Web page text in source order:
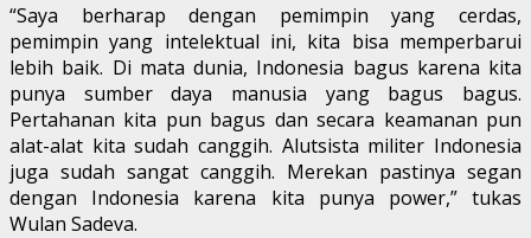
“Saya berharap dengan pemimpin yang cerdas,
pemimpin yang intelektual ini, kita bisa memperbarui
lebih baik. Di mata dunia, Indonesia bagus karena kita
punya sumber daya manusia yang bagus bagus.
Pertahanan kita pun bagus dan secara keamanan pun
alat-alat kita sudah canggih. Alutsista militer Indonesia
juga sudah sangat canggih. Merekan pastinya segan
dengan Indonesia karena kita punya power,” tukas
Wulan Sadeva.